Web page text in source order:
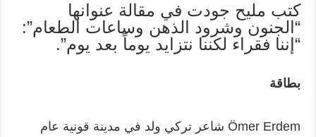
كتب مليح جودت في مقالة عنوانها
“الجنون وشرود الذهن وساعات الطعام”:
“إننا فقراء لكننا نتزايد يوماً بعد يوم”.
بطاقة
Ömer Erdem شاعر تركي ولد في مدينة قونية عام